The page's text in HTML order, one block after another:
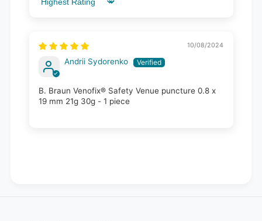
Sort by
10/08/2024
Andrii Sydorenko
B. Braun Venofix® Safety Venue puncture 0.8 x
19 mm 21g 30g - 1 piece